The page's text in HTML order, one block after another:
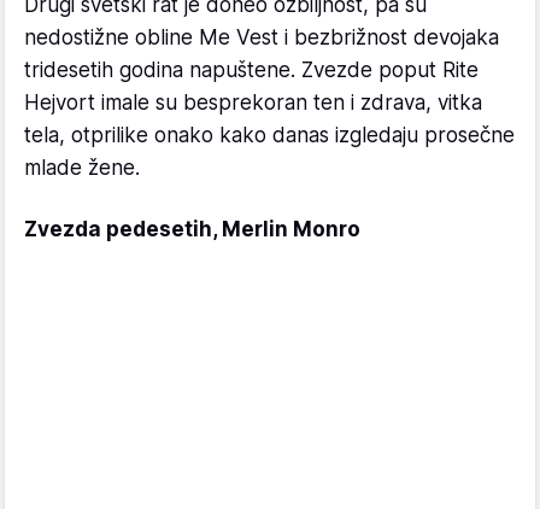
nedostižne obline Me Vest i bezbrižnost devojaka
tridesetih godina napuštene. Zvezde poput Rite
Hejvort imale su besprekoran ten i zdrava, vitka
tela, otprilike onako kako danas izgledaju prosečne
mlade žene.
Zvezda pedesetih, Merlin Monro